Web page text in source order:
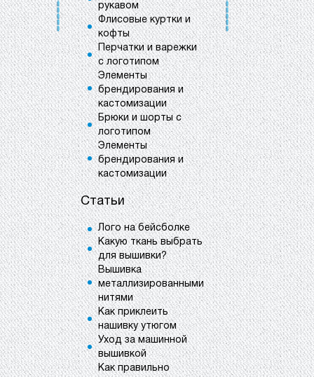
рукавом
Флисовые куртки и
кофты
Перчатки и варежки
с логотипом
Элементы
брендирования и
кастомизации
Брюки и шорты с
логотипом
Элементы
брендирования и
кастомизации
Статьи
Лого на бейсболке
Какую ткань выбрать
для вышивки?
Вышивка
металлизированными
нитями
Как приклеить
нашивку утюгом
Уход за машинной
вышивкой
Как правильно